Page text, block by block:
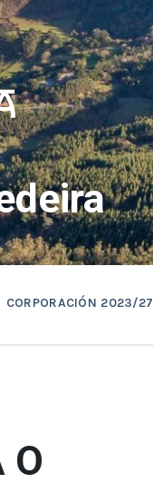
CORPORACIÓN 2023/27
O